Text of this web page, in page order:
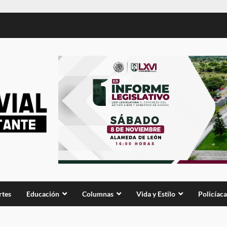
Educación Columnas Vida y Estilo Policíaca